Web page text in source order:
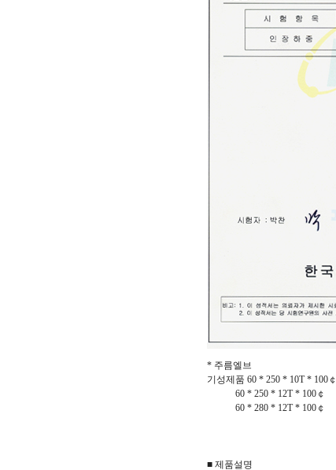
* 주름엘브
기성제품 60 * 250 * 10T * 100￠
60 * 250 * 12T * 100￠
60 * 280 * 12T * 100￠
■ 제품설명